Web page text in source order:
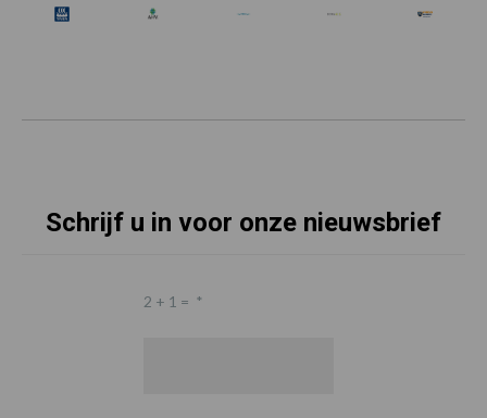
Schrijf u in voor onze nieuwsbrief
2 + 1 = *